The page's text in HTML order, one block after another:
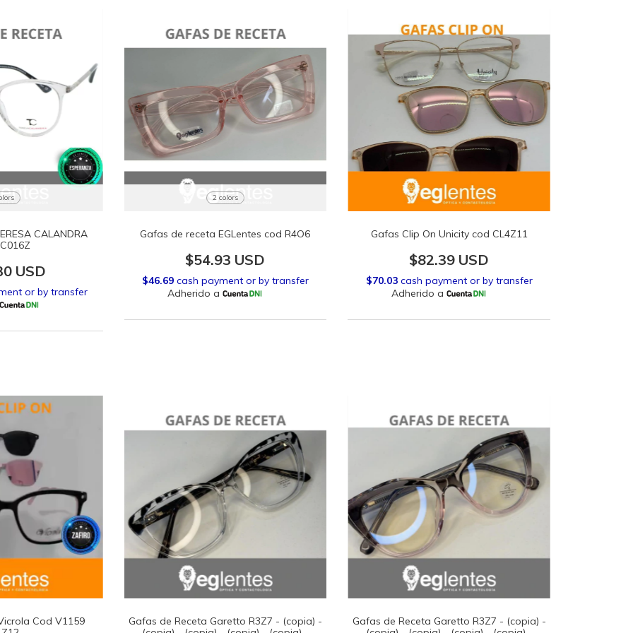
(copia) - (copia) - (copia) - (copia) -
(copia) - (copia) - (copia) - (copia) -
(copia) - (copia) - (copia)
CALANDRA
USD
2 colors
Gafas de receta EGLentes cod R4O6
$54.93 USD
Gafas Clip On Unicity cod CL4Z11
$82.39 USD
Cod V1159
Gafas de Receta Garetto R3Z7 - (copia) -
Gafas de Receta Garetto R3Z7 - (copia) -